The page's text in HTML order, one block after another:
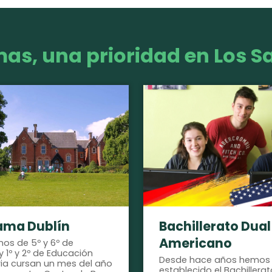
una prioridad en Los
Dublín
de 5º y 6º de
1º y 2º de Educación
cursan un mes del año
Bachillerato Dual
Americano
Desde hace años hemos